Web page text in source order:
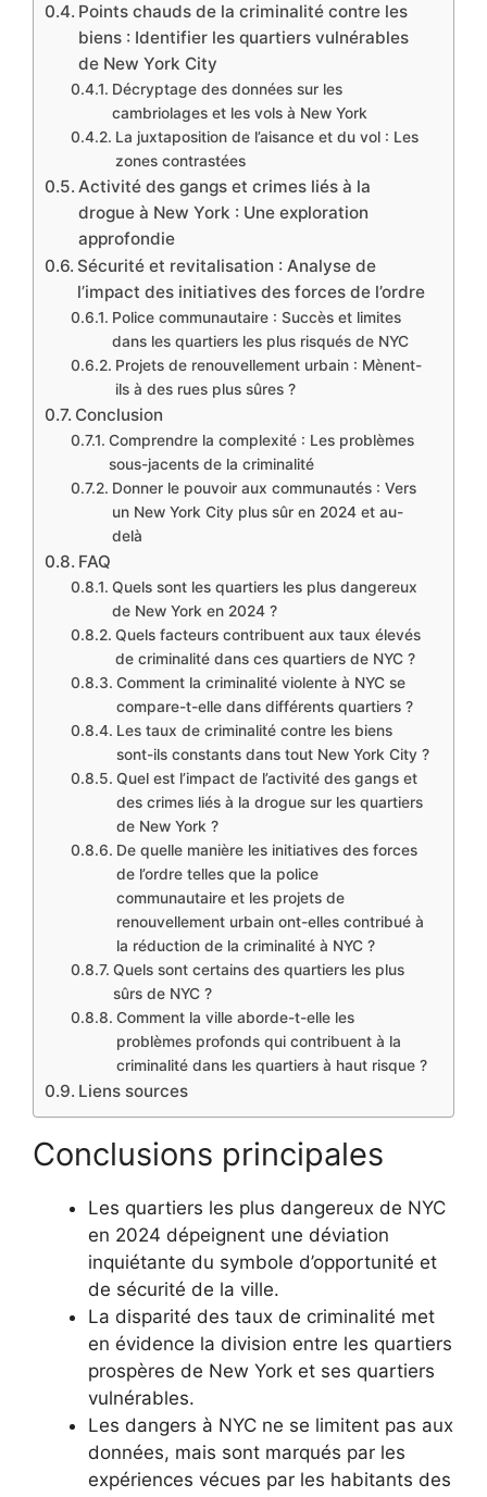
Points chauds de la criminalité contre les
biens : Identifier les quartiers vulnérables
de New York City
Décryptage des données sur les
cambriolages et les vols à New York
La juxtaposition de l’aisance et du vol : Les
zones contrastées
Activité des gangs et crimes liés à la
drogue à New York : Une exploration
approfondie
Sécurité et revitalisation : Analyse de
l’impact des initiatives des forces de l’ordre
Police communautaire : Succès et limites
dans les quartiers les plus risqués de NYC
Projets de renouvellement urbain : Mènent-
ils à des rues plus sûres ?
Conclusion
Comprendre la complexité : Les problèmes
sous-jacents de la criminalité
Donner le pouvoir aux communautés : Vers
un New York City plus sûr en 2024 et au-
delà
FAQ
Quels sont les quartiers les plus dangereux
de New York en 2024 ?
Quels facteurs contribuent aux taux élevés
de criminalité dans ces quartiers de NYC ?
Comment la criminalité violente à NYC se
compare-t-elle dans différents quartiers ?
Les taux de criminalité contre les biens
sont-ils constants dans tout New York City ?
Quel est l’impact de l’activité des gangs et
des crimes liés à la drogue sur les quartiers
de New York ?
De quelle manière les initiatives des forces
de l’ordre telles que la police
communautaire et les projets de
renouvellement urbain ont-elles contribué à
la réduction de la criminalité à NYC ?
Quels sont certains des quartiers les plus
sûrs de NYC ?
Comment la ville aborde-t-elle les
problèmes profonds qui contribuent à la
criminalité dans les quartiers à haut risque ?
Liens sources
Conclusions principales
Les quartiers les plus dangereux de NYC
en 2024 dépeignent une déviation
inquiétante du symbole d’opportunité et
de sécurité de la ville.
La disparité des taux de criminalité met
en évidence la division entre les quartiers
prospères de New York et ses quartiers
vulnérables.
Les dangers à NYC ne se limitent pas aux
données, mais sont marqués par les
expériences vécues par les habitants des